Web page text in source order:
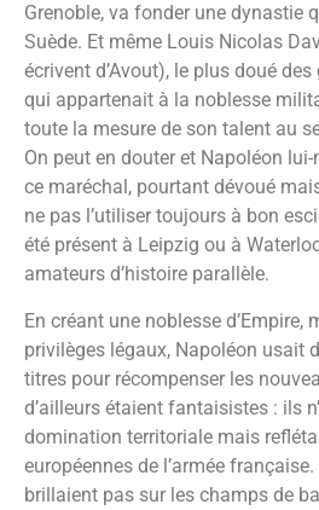
Grenoble, va fonder une dynastie
Suède. Et même Louis Nicolas
écrivent d’Avout), le plus doué des
qui appartenait à la noblesse
toute la mesure de son talent au
On peut en douter et Napoléon
ce maréchal, pourtant dévoué
ne pas l’utiliser toujours à bon
été présent à Leipzig ou à
amateurs d’histoire parallèle.
En créant une noblesse d’Empire,
privilèges légaux, Napoléon usait
titres pour récompenser les
d’ailleurs étaient fantaisistes : ils
domination territoriale mais
européennes de l’armée
brillaient pas sur les champs de